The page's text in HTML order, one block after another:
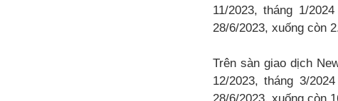
11/2023, tháng 1/
28/6/2023, xuống còn
Trên sàn giao dịch
12/2023, tháng 3/